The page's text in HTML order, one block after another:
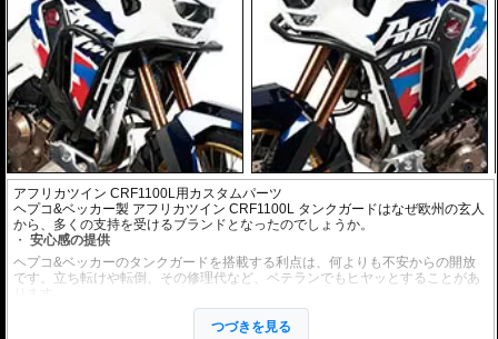
アフリカツイン CRF1100L用カスタムパーツ
ヘプコ&ベッカー製 アフリカツイン CRF1100L タンクガードはなぜ欧州の玄人
から、多くの支持を受けるブランドとなったのでしょうか。
安心感の提供
ヘプコ&ベッカーのタンクガードを搭載する利点は、何よりも不安からの開放
です。立ち転けや転倒、その修理代など、ベテランでもヒヤッとすることがあ
ヘプコ&ベッカーではツーリングを心から楽しむことを目指し、製品を開発、
つづきを見る